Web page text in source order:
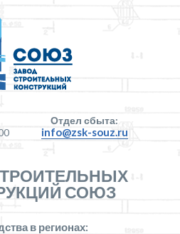
Отдел сбыта:
info@zsk-souz.ru
СОЮЗ
в регионах: